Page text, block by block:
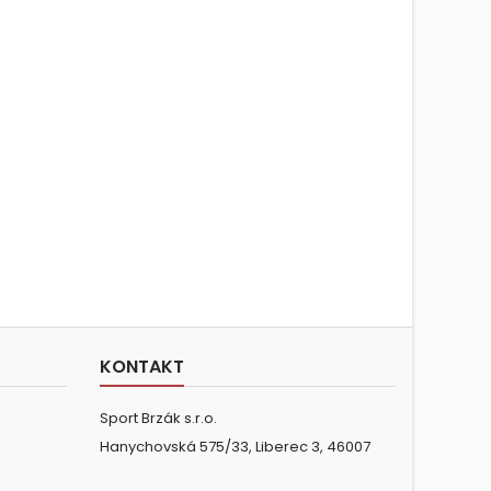
KONTAKT
Sport Brzák s.r.o.
Hanychovská 575/33, Liberec 3, 46007